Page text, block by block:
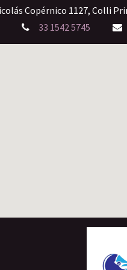
Copérnico 1127, Colli
33 1542 5745